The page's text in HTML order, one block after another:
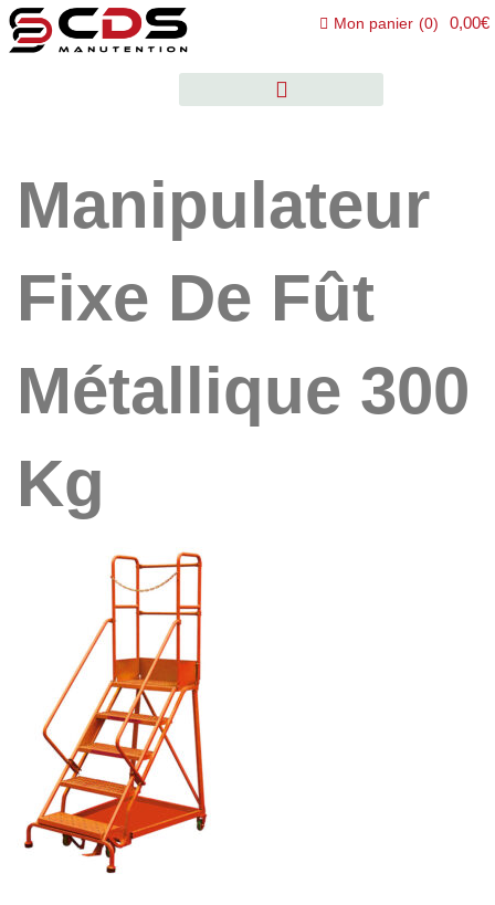
Mon panier (0) 0,00€
Manipulateur
Fixe De Fût
Métallique 300
Kg